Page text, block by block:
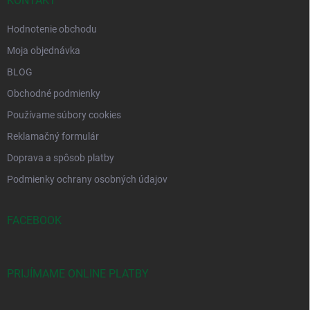
Hodnotenie obchodu
Moja objednávka
BLOG
Obchodné podmienky
Používame súbory cookies
Reklamačný formulár
Doprava a spôsob platby
Podmienky ochrany osobných údajov
FACEBOOK
PRIJÍMAME ONLINE PLATBY